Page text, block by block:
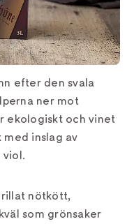
efter den svala
ner mot
ekologiskt och vinet
med inslag av
viol.
nötkött,
som grönsaker